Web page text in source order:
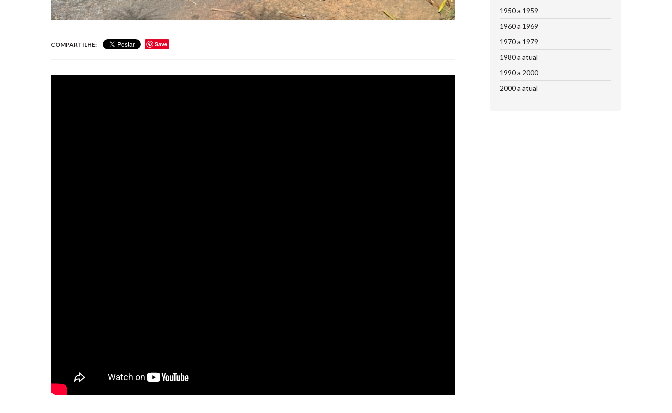
COMPARTILHE: Save
1950 a 1959
1960 a 1969
1970 a 1979
1980 a atual
1990 a 2000
2000 a atual